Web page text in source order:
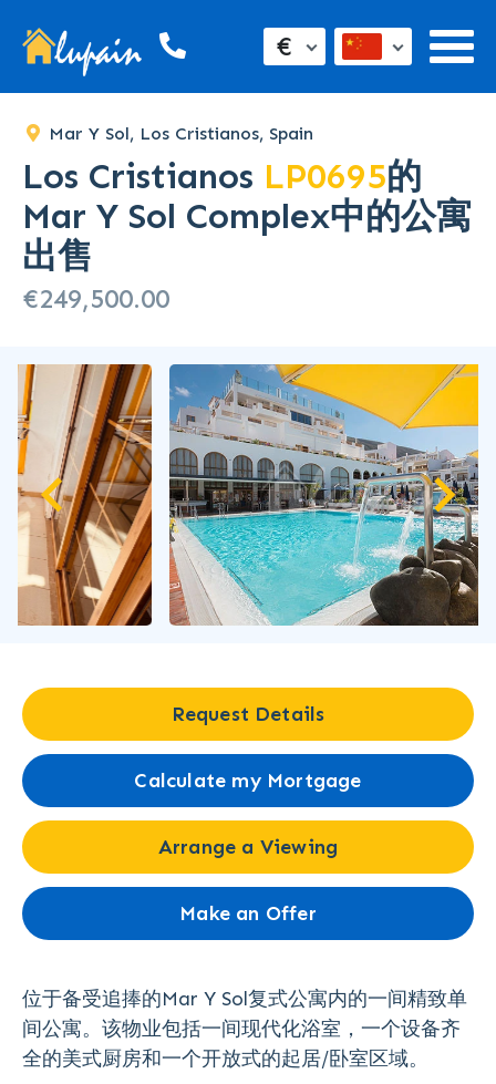
€
Mar Y Sol, Los Cristianos, Spain
Los Cristianos LP0695的
Mar Y Sol Complex中的公寓
出售
€249,500.00
Request Details
Calculate my Mortgage
Arrange a Viewing
Make an Offer
位于备受追捧的Mar Y Sol复式公寓内的一间精致单
间公寓。该物业包括一间现代化浴室，一个设备齐
全的美式厨房和一个开放式的起居/卧室区域。